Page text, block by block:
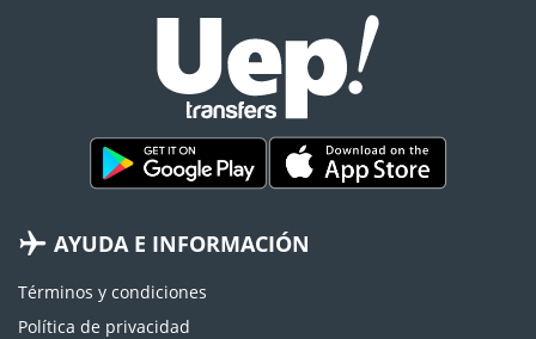
AYUDA E INFORMACIÓN
Términos y condiciones
Política de privacidad